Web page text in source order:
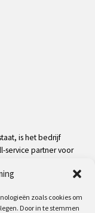
zoals cookies om
Door in te stemmen
is het bedrijf
service partner voor
machinale